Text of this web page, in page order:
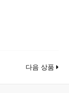
다음 상품